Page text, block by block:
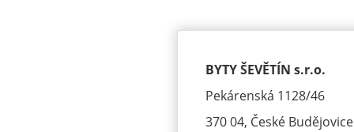
BYTY ŠEVĚTÍN s.r.o.
Pekárenská 1128/46
370 04, České